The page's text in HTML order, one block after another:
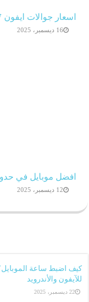
اسعار جوالات ايفون 17 في السعودية 2026
16 ديسمبر، 2025
افضل موبايل في حدود 15000 جنيه
12 ديسمبر، 2025
كيف اضبط ساعة
للآيفون والأندرويد
22 ديسمبر، 2025